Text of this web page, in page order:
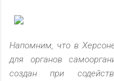
Напомним, что в
для органов
создан при